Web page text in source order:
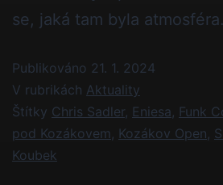
se, jaká tam byla
Publikováno 21. 1. 2024
V rubrikách Aktuality
Štítky Chris Sadler, Eniesa, Funk
pod Kozákovem, Kozákov Open,
Koubek